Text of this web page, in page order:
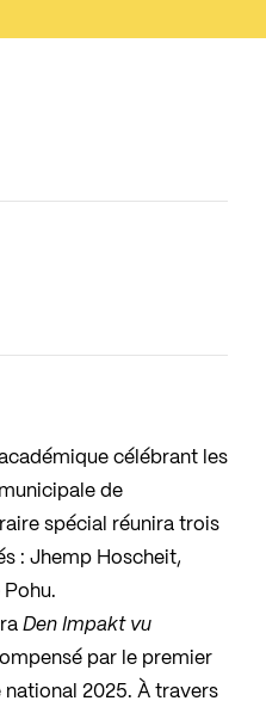
célébrant les
de
spécial réunira trois
: Jhemp Hoscheit,
Pohu.
Den Impakt vu
par le premier
2025. À travers